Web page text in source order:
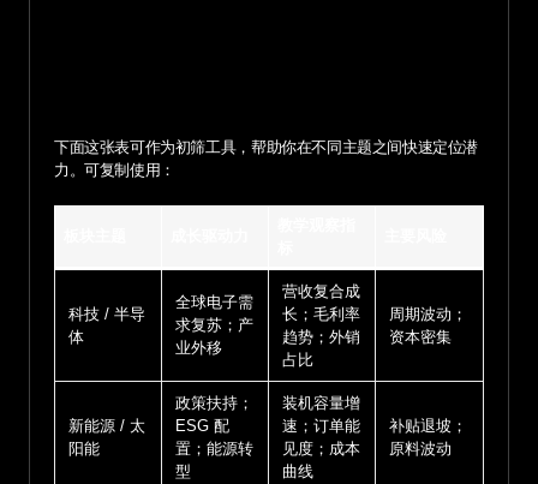
下面这张表可作为初筛工具，帮助你在不同主题之间快速定位潜
力。可复制使用：
科技 / 半导
体
全球电子需
求复苏；产
业外移
营收复合成
长；毛利率
趋势；外销
占比
周期波动；
资本密集
新能源 / 太
阳能
政策扶持；
ESG 配
置；能源转
型
装机容量增
速；订单能
见度；成本
曲线
补贴退坡；
原料波动